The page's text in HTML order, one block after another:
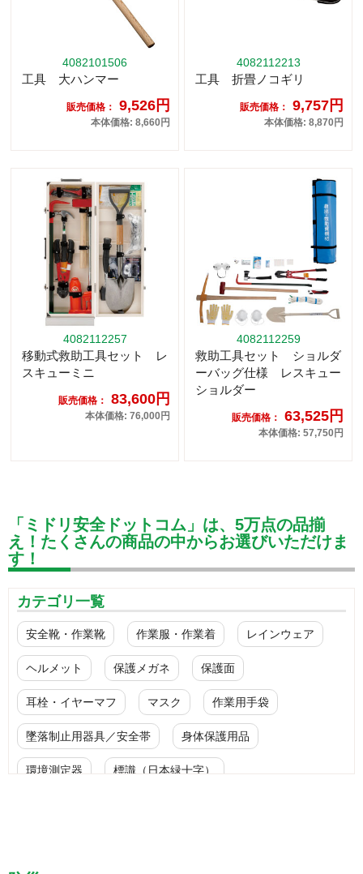
4082101506
工具 大ハンマー
販売価格： 9,526円
本体価格: 8,660円
4082112213
工具 折畳ノコギリ
販売価格： 9,757円
本体価格: 8,870円
4082112257
移動式救助工具セット レ
スキューミニ
販売価格： 83,600円
本体価格: 76,000円
4082112259
救助工具セット ショルダ
ーバッグ仕様 レスキュー
ショルダー
販売価格： 63,525円
本体価格: 57,750円
「ミドリ安全ドットコム」は、5万点の品揃
え！たくさんの商品の中からお選びいただけま
す！
カテゴリ一覧
安全靴・作業靴 作業服・作業着 レインウェア
ヘルメット 保護メガネ 保護面
耳栓・イヤーマフ マスク 作業用手袋
墜落制止用器具／安全帯 身体保護用品
環境測定器 標識（日本緑十字）